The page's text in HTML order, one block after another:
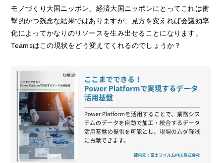
モノづくり大国ニッポン、経済大国ニッポンにとってこれは衝
撃的かつ残念な結果ではありますが、見方を変えれば会議効率
化によってかなりのリソースを生み出せることになります。
Teamsはこの現状をどう変えてくれるのでしょうか？